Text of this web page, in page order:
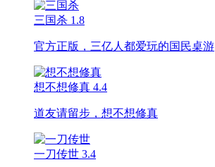
三国杀 1.8
官方正版，三亿人都爱玩的国民桌游
想不想修真 4.4
道友请留步，想不想修真
一刀传世 3.4